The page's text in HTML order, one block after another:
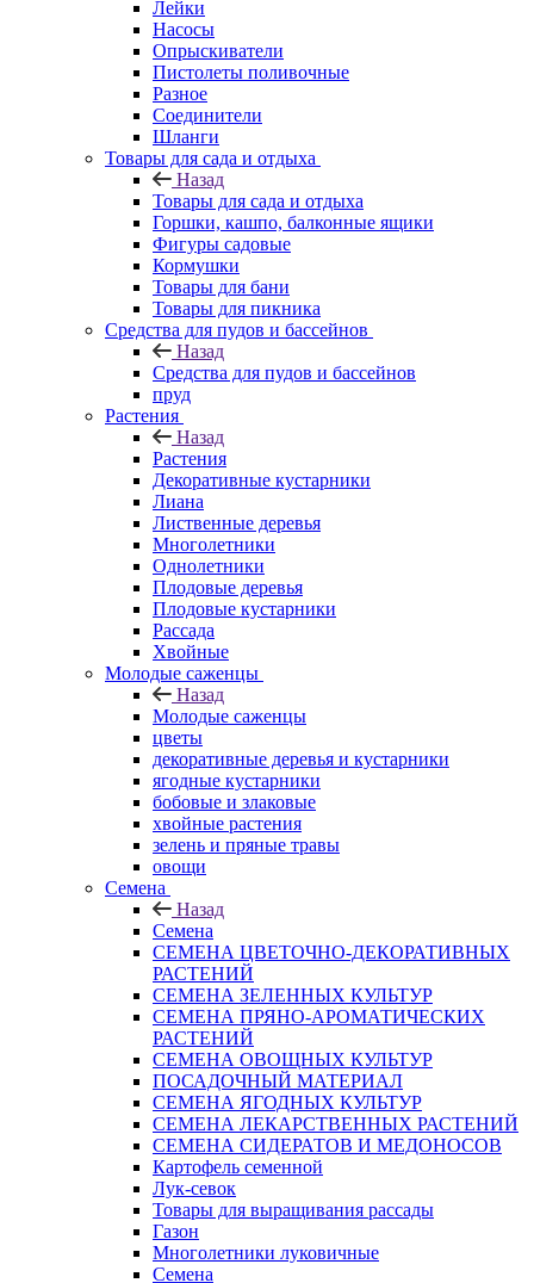
Лейки
Насосы
Опрыскиватели
Пистолеты поливочные
Разное
Соединители
Шланги
Товары для сада и отдыха
Назад
Товары для сада и отдыха
Горшки, кашпо, балконные ящики
Фигуры садовые
Кормушки
Товары для бани
Товары для пикника
Средства для пудов и бассейнов
Назад
Средства для пудов и бассейнов
пруд
Растения
Назад
Растения
Декоративные кустарники
Лиана
Лиственные деревья
Многолетники
Однолетники
Плодовые деревья
Плодовые кустарники
Рассада
Хвойные
Молодые саженцы
Назад
Молодые саженцы
цветы
декоративные деревья и кустарники
ягодные кустарники
бобовые и злаковые
хвойные растения
зелень и пряные травы
овощи
Семена
Назад
Семена
СЕМЕНА ЦВЕТОЧНО-ДЕКОРАТИВНЫХ
РАСТЕНИЙ
СЕМЕНА ЗЕЛЕННЫХ КУЛЬТУР
СЕМЕНА ПРЯНО-АРОМАТИЧЕСКИХ
РАСТЕНИЙ
СЕМЕНА ОВОЩНЫХ КУЛЬТУР
ПОСАДОЧНЫЙ МАТЕРИАЛ
СЕМЕНА ЯГОДНЫХ КУЛЬТУР
СЕМЕНА ЛЕКАРСТВЕННЫХ РАСТЕНИЙ
СЕМЕНА СИДЕРАТОВ И МЕДОНОСОВ
Картофель семенной
Лук-севок
Товары для выращивания рассады
Газон
Многолетники луковичные
Семена